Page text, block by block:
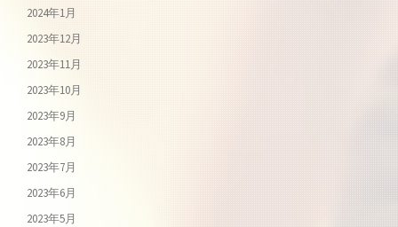
2024年1月
2023年12月
2023年11月
2023年10月
2023年9月
2023年8月
2023年7月
2023年6月
2023年5月